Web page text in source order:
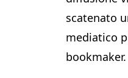
scatenato
mediatico
bookmaker.